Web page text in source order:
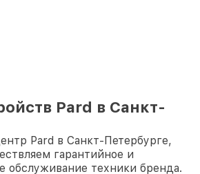
Pard в Санкт-
Pard в Санкт-Петербурге,
гарантийное и
обслуживание техники бренда.